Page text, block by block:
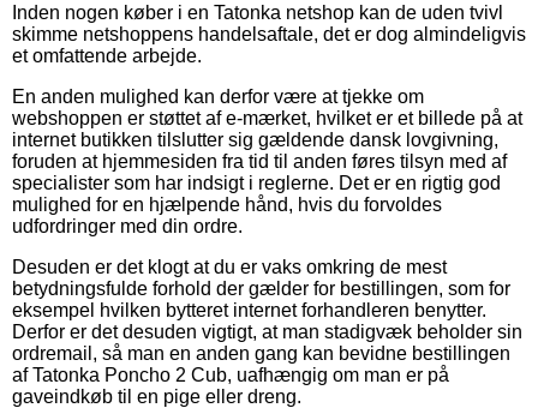
Inden nogen køber i en Tatonka netshop kan de uden tvivl
skimme netshoppens handelsaftale, det er dog almindeligvis
et omfattende arbejde.
En anden mulighed kan derfor være at tjekke om
webshoppen er støttet af e-mærket, hvilket er et billede på at
internet butikken tilslutter sig gældende dansk lovgivning,
foruden at hjemmesiden fra tid til anden føres tilsyn med af
specialister som har indsigt i reglerne. Det er en rigtig god
mulighed for en hjælpende hånd, hvis du forvoldes
udfordringer med din ordre.
Desuden er det klogt at du er vaks omkring de mest
betydningsfulde forhold der gælder for bestillingen, som for
eksempel hvilken bytteret internet forhandleren benytter.
Derfor er det desuden vigtigt, at man stadigvæk beholder sin
ordremail, så man en anden gang kan bevidne bestillingen
af Tatonka Poncho 2 Cub, uafhængig om man er på
gaveindkøb til en pige eller dreng.